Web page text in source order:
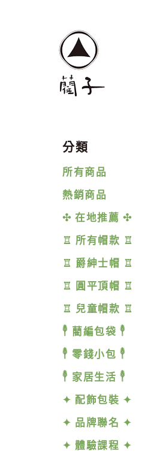
分類
所有商品
熱銷商品
✣ 在地推薦 ✣
♖ 所有帽款 ♖
♖ 爵紳士帽 ♖
♖ 圓平頂帽 ♖
♖ 兒童帽款 ♖
𓇣 藺編包袋 𓇣
𓇣 零錢小包 𓇣
𓇣 家居生活 𓇣
✦ 配飾包裝 ✦
✦ 品牌聯名 ✦
✦ 體驗課程 ✦